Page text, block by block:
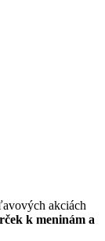
akciách
k meninám a